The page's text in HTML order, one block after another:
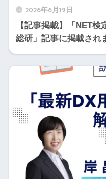
2026年6月19日
【記事掲載】「NET
総研」記事に掲載され